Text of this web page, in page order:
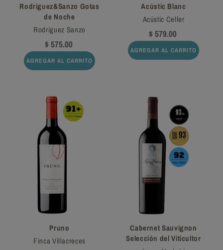
Rodríguez&Sanzo Gotas
de Noche
Rodríguez Sanzo
$ 575.00
AGREGAR AL CARRITO
Acústic Blanc
Acústic Celler
$ 579.00
AGREGAR AL CARRITO
Pruno
Finca Villacreces
Cabernet Sauvignon
Selección del Viticultor